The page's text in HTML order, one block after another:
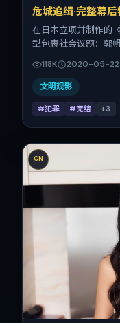
危城追缉·完整幕
在日本立项并制作的
型包裹社会议题：郭
2020-05-22；片长
构的观众。
118K 2020-05-22
文明观影
#犯罪 #完结 +3
CN